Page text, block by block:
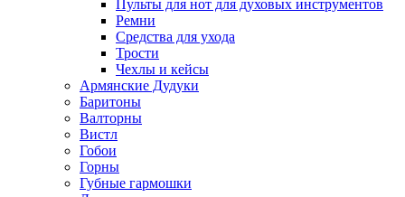
Пульты для нот для духовых инструментов
Ремни
Средства для ухода
Трости
Чехлы и кейсы
Армянские Дудуки
Баритоны
Валторны
Вистл
Гобои
Горны
Губные гармошки